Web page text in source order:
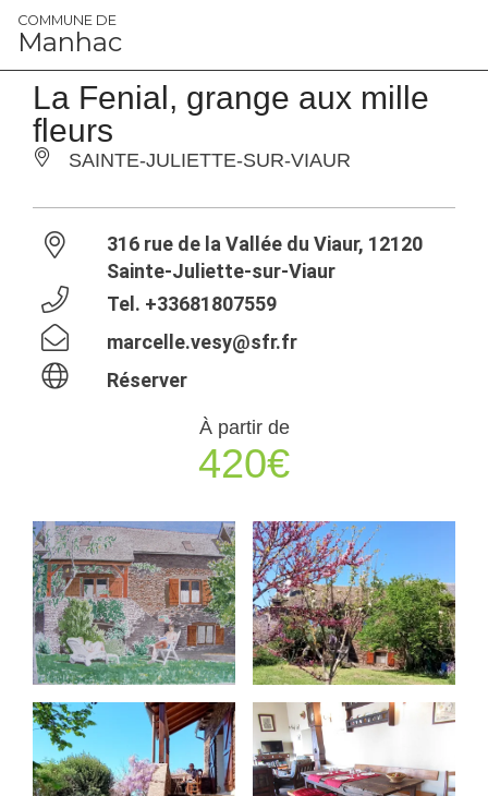
Panneau de gestion des cookies
COMMUNE DE
Manhac
La Fenial, grange aux mille
fleurs
SAINTE-JULIETTE-SUR-VIAUR
316 rue de la Vallée du Viaur, 12120
Sainte-Juliette-sur-Viaur
Tel. +33681807559
marcelle.vesy@sfr.fr
Réserver
À partir de
420€